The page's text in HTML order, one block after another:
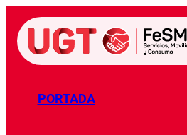
PORTADA